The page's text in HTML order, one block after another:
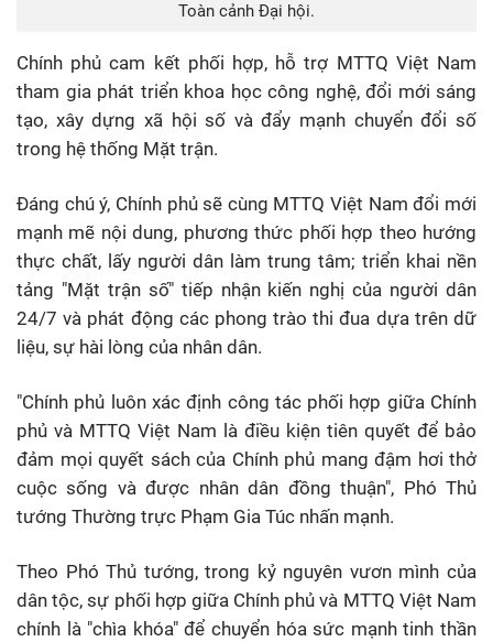
Toàn cảnh Đại hội.
Chính phủ cam kết phối hợp, hỗ trợ MTTQ Việt Nam
tham gia phát triển khoa học công nghệ, đổi mới sáng
tạo, xây dựng xã hội số và đẩy mạnh chuyển đổi số
trong hệ thống Mặt trận.
Đáng chú ý, Chính phủ sẽ cùng MTTQ Việt Nam đổi mới
mạnh mẽ nội dung, phương thức phối hợp theo hướng
thực chất, lấy người dân làm trung tâm; triển khai nền
tảng "Mặt trận số" tiếp nhận kiến nghị của người dân
24/7 và phát động các phong trào thi đua dựa trên dữ
liệu, sự hài lòng của nhân dân.
"Chính phủ luôn xác định công tác phối hợp giữa Chính
phủ và MTTQ Việt Nam là điều kiện tiên quyết để bảo
đảm mọi quyết sách của Chính phủ mang đậm hơi thở
cuộc sống và được nhân dân đồng thuận", Phó Thủ
tướng Thường trực Phạm Gia Túc nhấn mạnh.
Theo Phó Thủ tướng, trong kỷ nguyên vươn mình của
dân tộc, sự phối hợp giữa Chính phủ và MTTQ Việt Nam
chính là "chìa khóa" để chuyển hóa sức mạnh tinh thần